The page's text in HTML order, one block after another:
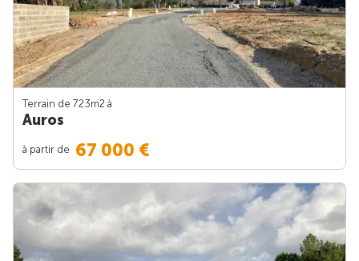
Terrain de 723m2 à
Auros
à partir de 67 000 €